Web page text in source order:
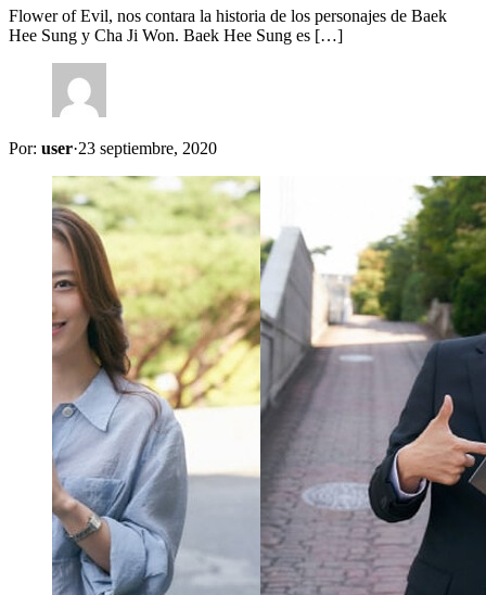
Flower of Evil, nos contara la historia de los personajes de Baek
Hee Sung y Cha Ji Won. Baek Hee Sung es […]
Por: user·23 septiembre, 2020